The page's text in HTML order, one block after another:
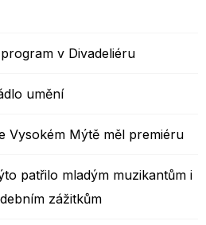
v Divadeliéru
umění
Vysokém Mýtě měl premiéru
patřilo mladým muzikantům i
zážitkům